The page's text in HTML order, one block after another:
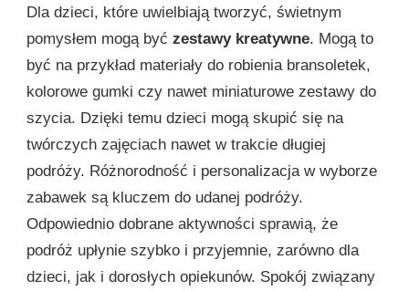
Dla dzieci, które uwielbiają tworzyć, świetnym
pomysłem mogą być zestawy kreatywne. Mogą to
być na przykład materiały do robienia bransoletek,
kolorowe gumki czy nawet miniaturowe zestawy do
szycia. Dzięki temu dzieci mogą skupić się na
twórczych zajęciach nawet w trakcie długiej
podróży. Różnorodność i personalizacja w wyborze
zabawek są kluczem do udanej podróży.
Odpowiednio dobrane aktywności sprawią, że
podróż upłynie szybko i przyjemnie, zarówno dla
dzieci, jak i dorosłych opiekunów. Spokój związany